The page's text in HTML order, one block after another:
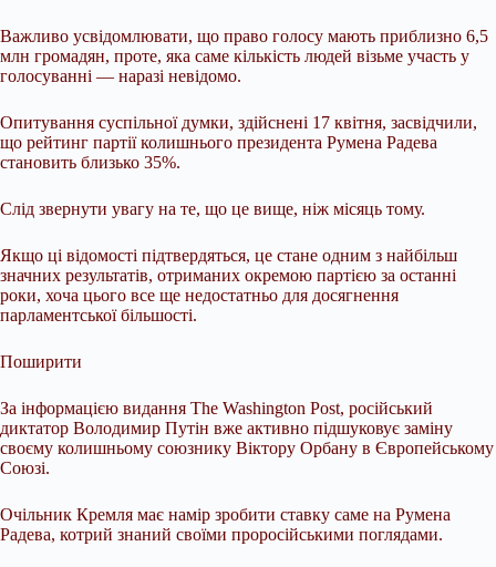
Важливо усвідомлювати, що право голосу мають приблизно 6,5
млн громадян, проте, яка саме кількість людей візьме участь у
голосуванні — наразі невідомо.
Опитування суспільної думки, здійснені 17 квітня, засвідчили,
що рейтинг партії колишнього президента Румена Радева
становить близько 35%.
Слід звернути увагу на те, що це вище, ніж місяць тому.
Якщо ці відомості підтвердяться, це стане одним з найбільш
значних результатів, отриманих окремою партією за останні
роки, хоча цього все ще недостатньо для досягнення
парламентської більшості.
Поширити
За інформацією видання The Washington Post, російський
диктатор Володимир Путін вже активно підшуковує заміну
своєму колишньому союзнику Віктору Орбану в Європейському
Союзі.
Очільник Кремля має намір зробити ставку саме на Румена
Радева, котрий знаний своїми проросійськими поглядами.